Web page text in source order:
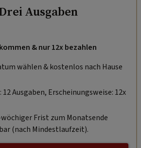
Ausgaben
& nur 12x bezahlen
wählen & kostenlos nach Hause
Ausgaben, Erscheinungsweise: 12x
Frist zum Monatsende
(nach Mindestlaufzeit).